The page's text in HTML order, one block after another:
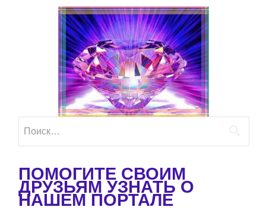
ПОМОГИТЕ СВОИМ
ДРУЗЬЯМ УЗНАТЬ О
НАШЕМ ПОРТАЛЕ